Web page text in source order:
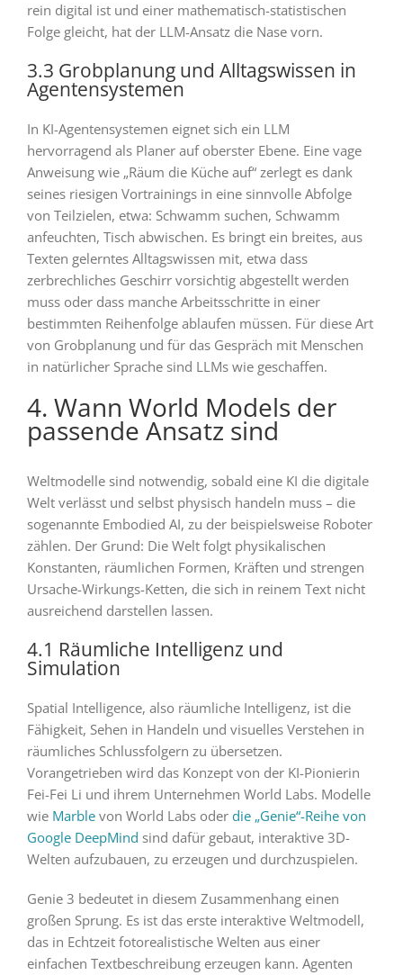
rein digital ist und einer mathematisch-statistischen
Folge gleicht, hat der LLM-Ansatz die Nase vorn.
3.3 Grobplanung und Alltagswissen in
Agentensystemen
In KI-Agentensystemen eignet sich ein LLM
hervorragend als Planer auf oberster Ebene. Eine vage
Anweisung wie „Räum die Küche auf“ zerlegt es dank
seines riesigen Vortrainings in eine sinnvolle Abfolge
von Teilzielen, etwa: Schwamm suchen, Schwamm
anfeuchten, Tisch abwischen. Es bringt ein breites, aus
Texten gelerntes Alltagswissen mit, etwa dass
zerbrechliches Geschirr vorsichtig abgestellt werden
muss oder dass manche Arbeitsschritte in einer
bestimmten Reihenfolge ablaufen müssen. Für diese Art
von Grobplanung und für das Gespräch mit Menschen
in natürlicher Sprache sind LLMs wie geschaffen.
4. Wann World Models der
passende Ansatz sind
Weltmodelle sind notwendig, sobald eine KI die digitale
Welt verlässt und selbst physisch handeln muss – die
sogenannte Embodied AI, zu der beispielsweise Roboter
zählen. Der Grund: Die Welt folgt physikalischen
Konstanten, räumlichen Formen, Kräften und strengen
Ursache-Wirkungs-Ketten, die sich in reinem Text nicht
ausreichend darstellen lassen.
4.1 Räumliche Intelligenz und
Simulation
Spatial Intelligence, also räumliche Intelligenz, ist die
Fähigkeit, Sehen in Handeln und visuelles Verstehen in
räumliches Schlussfolgern zu übersetzen.
Vorangetrieben wird das Konzept von der KI-Pionierin
Fei-Fei Li und ihrem Unternehmen World Labs. Modelle
wie Marblevon World Labs oder die „Genie“-Reihe von
Google DeepMind sind dafür gebaut, interaktive 3D-
Welten aufzubauen, zu erzeugen und durchzuspielen.
Genie 3 bedeutet in diesem Zusammenhang einen
großen Sprung. Es ist das erste interaktive Weltmodell,
das in Echtzeit fotorealistische Welten aus einer
einfachen Textbeschreibung erzeugen kann. Agenten